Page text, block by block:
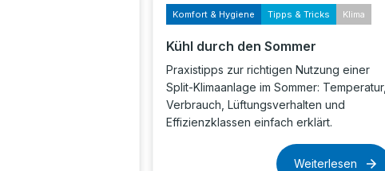
Komfort & Hygiene Tipps & Tricks Klima
Kühl durch den Sommer
Praxistipps zur richtigen Nutzung einer
Split-Klimaanlage im Sommer: Temperatur,
Verbrauch, Lüftungsverhalten und
Effizienzklassen einfach erklärt.
Weiterlesen